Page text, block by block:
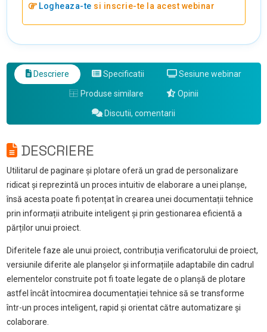
Logheaza-te si inscrie-te la acest webinar
Descriere Specificatii Sesiune webinar
Produse similare Opinii
Discutii, comentarii
DESCRIERE
Utilitarul de paginare și plotare oferă un grad de personalizare
ridicat și reprezintă un proces intuitiv de elaborare a unei planșe,
însă acesta poate fi potențat în crearea unei documentații tehnice
prin informații atribuite inteligent și prin gestionarea eficientă a
părților unui proiect.
Diferitele faze ale unui proiect, contribuția verificatorului de proiect,
versiunile diferite ale planșelor și informațiile adaptabile din cadrul
elementelor construite pot fi toate legate de o planșă de plotare
astfel încât întocmirea documentației tehnice să se transforme
într-un proces inteligent, rapid și orientat către automatizare și
colaborare.